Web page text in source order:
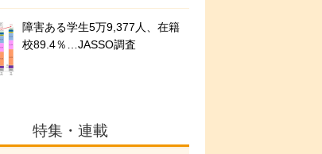
障害ある学生5万9,377人、在籍
校89.4％…JASSO調査
特集・連載